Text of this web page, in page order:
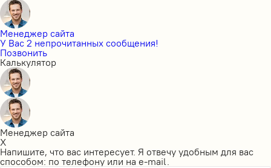
Менеджер сайта
У Вас 2 непрочитанных сообщения!
Позвонить
Калькулятор
Менеджер сайта
X
Напишите, что вас интересует. Я отвечу удобным для вас
способом: по телефону или на e-mail.